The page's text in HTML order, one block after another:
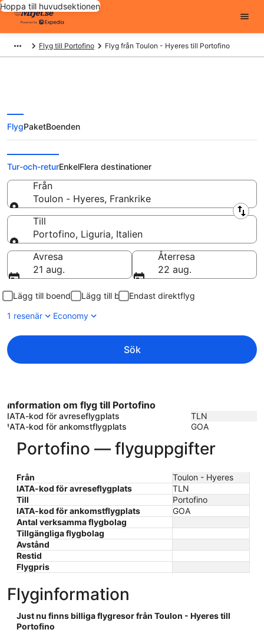
Hoppa till huvudsektionen
Flyg till Portofino Flyg från Toulon - Hyeres till Portofino
Flyg från Toulon - Hyeres till
Portofino från
FlygPaketBoenden
Tur-och-returEnkelFlera destinationer
Från
Toulon - Hyeres, Frankrike
Från
Till
Portofino, Liguria, Italien
Till
Avresa
21 aug.
Återresa
22 aug.
Lägg till boende Lägg till bil
Endast direktflyg
1 resenär
Economy
Sök
Information om flyg till Portofino
IATA-kod för avreseflygplats
TLN
IATA-kod för ankomstflygplats
GOA
Portofino — flyguppgifter
Från
Toulon - Hyeres
IATA-kod för avreseflygplats
TLN
Till
Portofino
IATA-kod för ankomstflygplats
GOA
Antal verksamma flygbolag
Tillgängliga flygbolag
Avstånd
Restid
Flygpris
Flyginformation
Just nu finns billiga flygresor från Toulon - Hyeres till
Portofino